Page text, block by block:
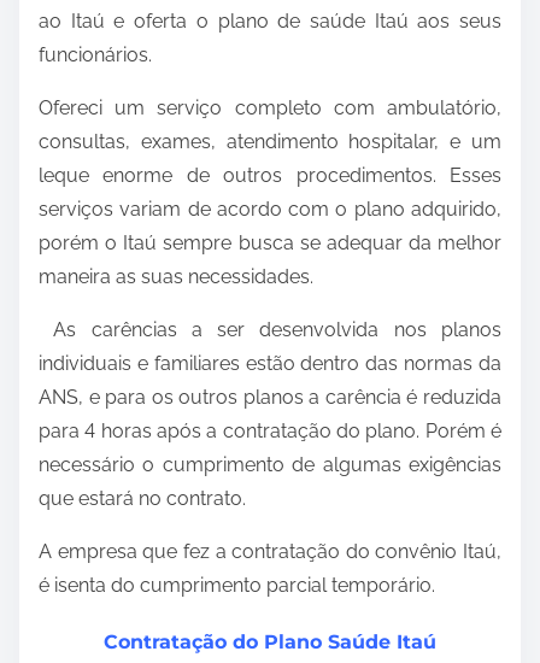
ao Itaú e oferta o plano de saúde Itaú aos seus
funcionários.
Ofereci um serviço completo com ambulatório,
consultas, exames, atendimento hospitalar, e um
leque enorme de outros procedimentos. Esses
serviços variam de acordo com o plano adquirido,
porém o Itaú sempre busca se adequar da melhor
maneira as suas necessidades.
As carências a ser desenvolvida nos planos
individuais e familiares estão dentro das normas da
ANS, e para os outros planos a carência é reduzida
para 4 horas após a contratação do plano. Porém é
necessário o cumprimento de algumas exigências
que estará no contrato.
A empresa que fez a contratação do convênio Itaú,
é isenta do cumprimento parcial temporário.
Contratação do Plano Saúde Itaú